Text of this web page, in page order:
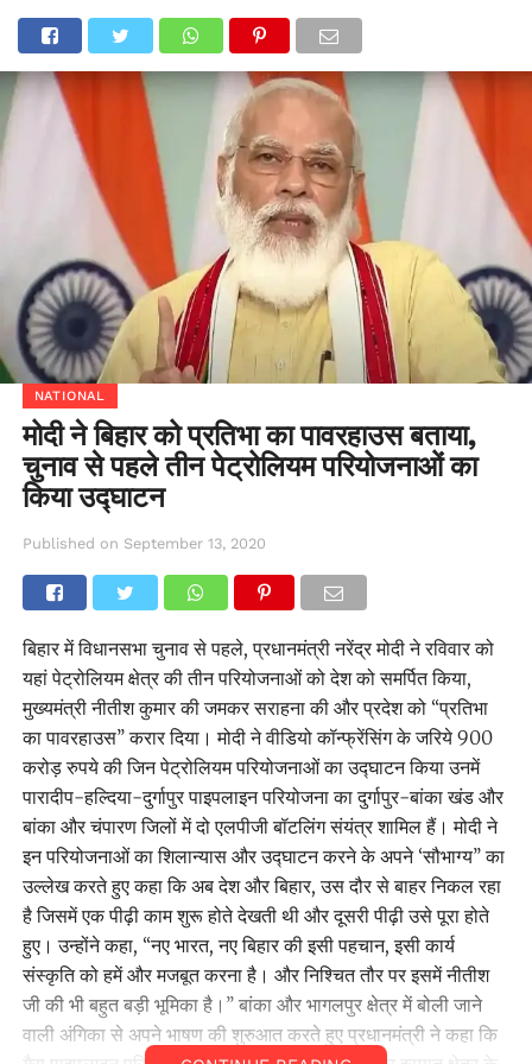
NATIONAL
मोदी ने बिहार को प्रतिभा का पावरहाउस बताया,
चुनाव से पहले तीन पेट्रोलियम परियोजनाओं का
किया उद्घाटन
Published on September 13, 2020
बिहार में विधानसभा चुनाव से पहले, प्रधानमंत्री नरेंद्र मोदी ने रविवार को
यहां पेट्रोलियम क्षेत्र की तीन परियोजनाओं को देश को समर्पित किया,
मुख्यमंत्री नीतीश कुमार की जमकर सराहना की और प्रदेश को ‘‘प्रतिभा
का पावरहाउस’’ करार दिया। मोदी ने वीडियो कॉन्फ्रेंसिंग के जरिये 900
करोड़ रुपये की जिन पेट्रोलियम परियोजनाओं का उद्घाटन किया उनमें
पारादीप-हल्दिया-दुर्गापुर पाइपलाइन परियोजना का दुर्गापुर-बांका खंड और
बांका और चंपारण जिलों में दो एलपीजी बॉटलिंग संयंत्र शामिल हैं। मोदी ने
इन परियोजनाओं का शिलान्यास और उद्घाटन करने के अपने ‘सौभाग्य’’ का
उल्लेख करते हुए कहा कि अब देश और बिहार, उस दौर से बाहर निकल रहा
है जिसमें एक पीढ़ी काम शुरू होते देखती थी और दूसरी पीढ़ी उसे पूरा होते
हुए। उन्होंने कहा, ‘‘नए भारत, नए बिहार की इसी पहचान, इसी कार्य
संस्कृति को हमें और मजबूत करना है। और निश्चित तौर पर इसमें नीतीश
जी की भी बहुत बड़ी भूमिका है।’’ बांका और भागलपुर क्षेत्र में बोली जाने
वाली अंगिका से अपने भाषण की शुरुआत करते हुए प्रधानमंत्री ने कहा कि